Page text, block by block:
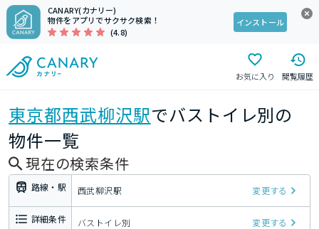
CANARY(カナリー)
物件をアプリでサクサク検索！
(4.8)
インストール
お気に入り 閲覧履歴
東京都西武柳沢駅でバストイレ別の
物件一覧
現在の検索条件
路線・駅 西武柳沢駅 変更する
詳細条件 バストイレ別 変更する